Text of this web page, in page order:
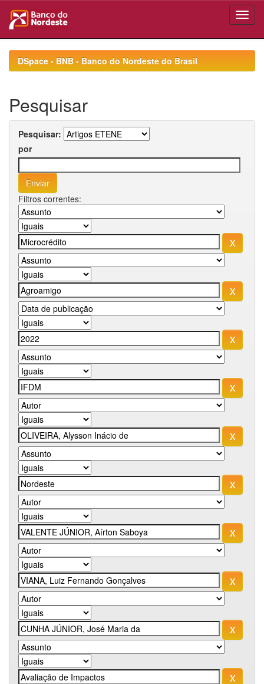
navigationDSpace - BNB - Banco do Nordeste do Brasil
Pesquisar
Pesquisar:
por
Filtros correntes: